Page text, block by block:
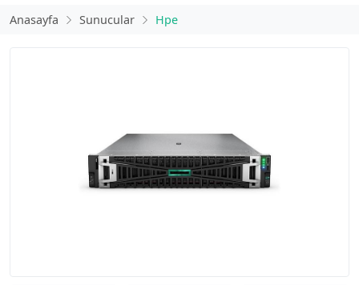
Anasayfa Sunucular Hpe